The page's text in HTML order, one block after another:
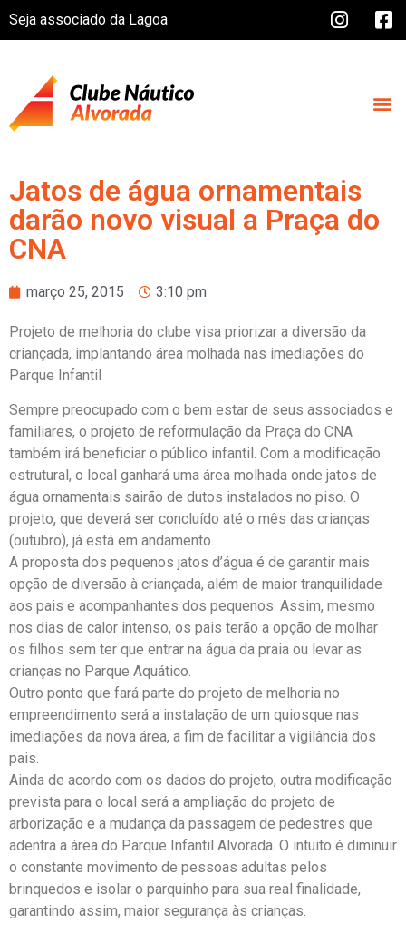
Seja associado da Lagoa
Jatos de água ornamentais
darão novo visual a Praça do
CNA
março 25, 2015 3:10 pm
Projeto de melhoria do clube visa priorizar a diversão da
criançada, implantando área molhada nas imediações do
Parque Infantil
Sempre preocupado com o bem estar de seus associados e
familiares, o projeto de reformulação da Praça do CNA
também irá beneficiar o público infantil. Com a modificação
estrutural, o local ganhará uma área molhada onde jatos de
água ornamentais sairão de dutos instalados no piso. O
projeto, que deverá ser concluído até o mês das crianças
(outubro), já está em andamento.
A proposta dos pequenos jatos d’água é de garantir mais
opção de diversão à criançada, além de maior tranquilidade
aos pais e acompanhantes dos pequenos. Assim, mesmo
nos dias de calor intenso, os pais terão a opção de molhar
os filhos sem ter que entrar na água da praia ou levar as
crianças no Parque Aquático.
Outro ponto que fará parte do projeto de melhoria no
empreendimento será a instalação de um quiosque nas
imediações da nova área, a fim de facilitar a vigilância dos
pais.
Ainda de acordo com os dados do projeto, outra modificação
prevista para o local será a ampliação do projeto de
arborização e a mudança da passagem de pedestres que
adentra a área do Parque Infantil Alvorada. O intuito é diminuir
o constante movimento de pessoas adultas pelos
brinquedos e isolar o parquinho para sua real finalidade,
garantindo assim, maior segurança às crianças.